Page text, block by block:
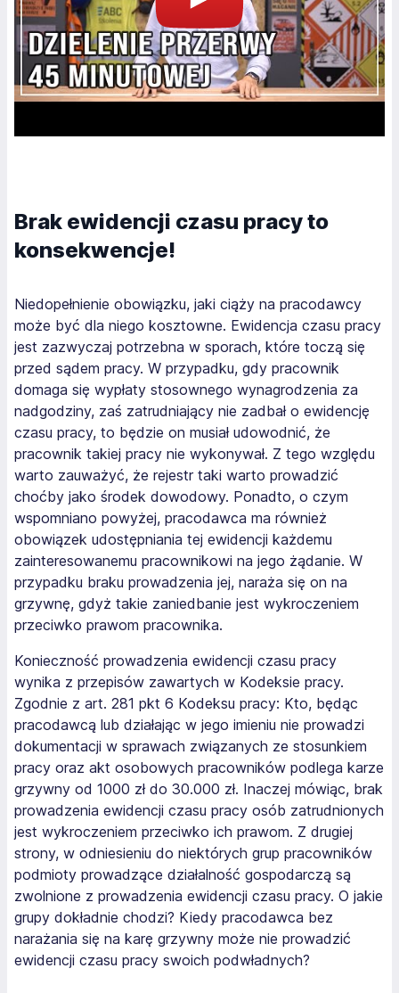
Brak ewidencji czasu pracy to
konsekwencje!
Niedopełnienie obowiązku, jaki ciąży na pracodawcy
może być dla niego kosztowne. Ewidencja czasu pracy
jest zazwyczaj potrzebna w sporach, które toczą się
przed sądem pracy. W przypadku, gdy pracownik
domaga się wypłaty stosownego wynagrodzenia za
nadgodziny, zaś zatrudniający nie zadbał o ewidencję
czasu pracy, to będzie on musiał udowodnić, że
pracownik takiej pracy nie wykonywał. Z tego względu
warto zauważyć, że rejestr taki warto prowadzić
choćby jako środek dowodowy. Ponadto, o czym
wspomniano powyżej, pracodawca ma również
obowiązek udostępniania tej ewidencji każdemu
zainteresowanemu pracownikowi na jego żądanie. W
przypadku braku prowadzenia jej, naraża się on na
grzywnę, gdyż takie zaniedbanie jest wykroczeniem
przeciwko prawom pracownika.
Konieczność prowadzenia ewidencji czasu pracy
wynika z przepisów zawartych w Kodeksie pracy.
Zgodnie z art. 281 pkt 6 Kodeksu pracy: Kto, będąc
pracodawcą lub działając w jego imieniu nie prowadzi
dokumentacji w sprawach związanych ze stosunkiem
pracy oraz akt osobowych pracowników podlega karze
grzywny od 1000 zł do 30.000 zł. Inaczej mówiąc, brak
prowadzenia ewidencji czasu pracy osób zatrudnionych
jest wykroczeniem przeciwko ich prawom. Z drugiej
strony, w odniesieniu do niektórych grup pracowników
podmioty prowadzące działalność gospodarczą są
zwolnione z prowadzenia ewidencji czasu pracy. O jakie
grupy dokładnie chodzi? Kiedy pracodawca bez
narażania się na karę grzywny może nie prowadzić
ewidencji czasu pracy swoich podwładnych?